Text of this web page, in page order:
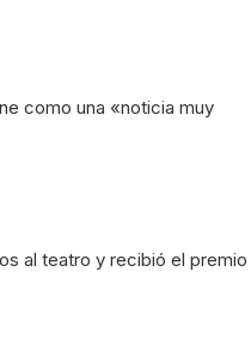
como una «noticia muy
al teatro y recibió el premio